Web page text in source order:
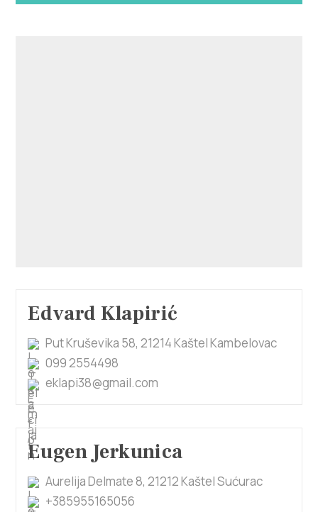
Edvard Klapirić
Put Kruševika 58, 21214 Kaštel Kambelovac
099 2554498
eklapi38@gmail.com
Eugen Jerkunica
Aurelija Delmate 8, 21212 Kaštel Sućurac
+385955165056